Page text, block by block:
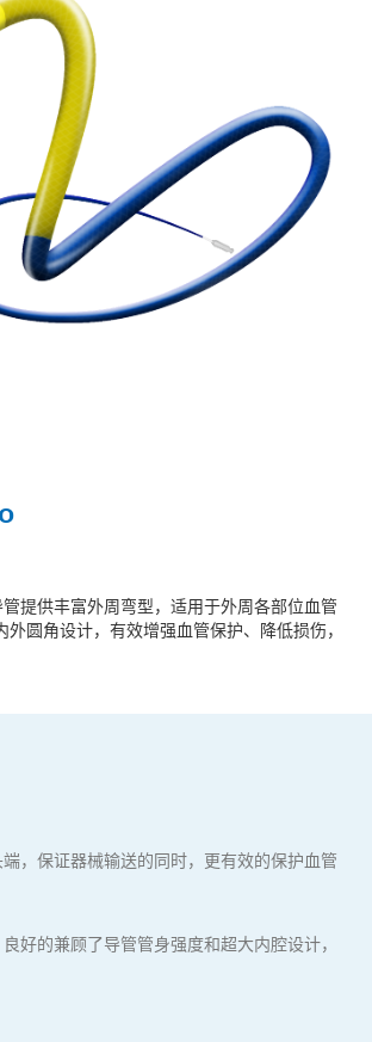
提供丰富外周弯型，适用于外周各部位血管
外圆角设计，有效增强血管保护、降低损伤，
，保证器械输送的同时，更有效的保护血管
好的兼顾了导管管身强度和超大内腔设计，